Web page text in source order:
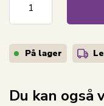
På lager
Du kan